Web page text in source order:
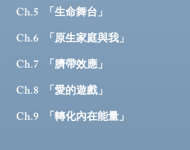
Ch.5 「生命舞台」
Ch.6 「原生家庭與我」
Ch.7 「臍帶效應」
Ch.8 「愛的遊戲」
Ch.9 「轉化內在能量」